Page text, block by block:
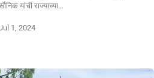
यांची राज्याच्या…
1, 2024